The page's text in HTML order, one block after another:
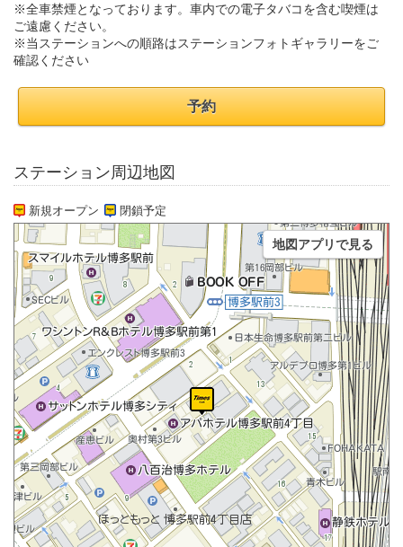
※全車禁煙となっております。車内での電子タバコを含む喫煙は
ご遠慮ください。
※当ステーションへの順路はステーションフォトギャラリーをご
確認ください
予約
ステーション周辺地図
新規オープン 閉鎖予定
地図アプリで見る